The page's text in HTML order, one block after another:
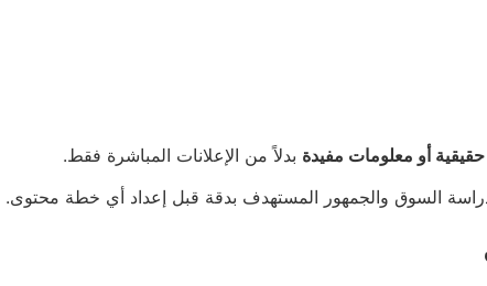
أو معلومات مفيدة بدلاً من الإعلانات المباشرة فقط.
السوق والجمهور المستهدف بدقة قبل إعداد أي خطة محتوى.